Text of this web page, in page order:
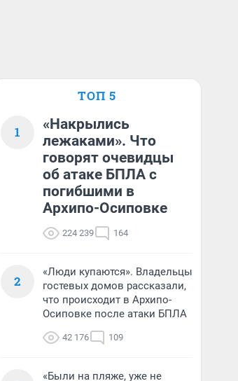
ТОП 5
1
«Накрылись
лежаками». Что
говорят очевидцы
об атаке БПЛА с
погибшими в
Архипо-Осиповке
224 239 164
2
«Люди купаются». Владельцы
гостевых домов рассказали,
что происходит в Архипо-
Осиповке после атаки БПЛА
42 176 109
«Были на пляже, уже не